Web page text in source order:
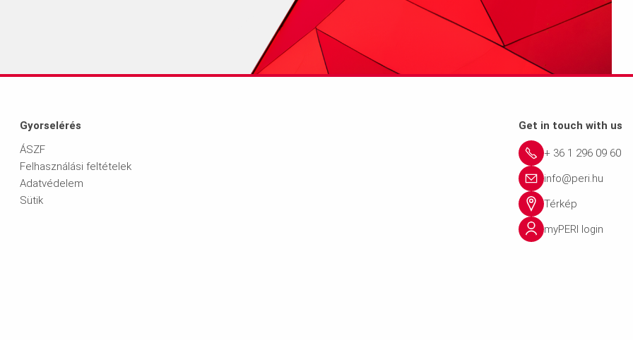
Gyorselérés
ÁSZF
Felhasználási feltételek
Adatvédelem
Sütik
Get in touch with us
+ 36 1 296 09 60
info@peri.hu
Térkép
myPERI login